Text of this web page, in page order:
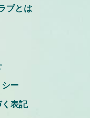
ブとは
ー
表記